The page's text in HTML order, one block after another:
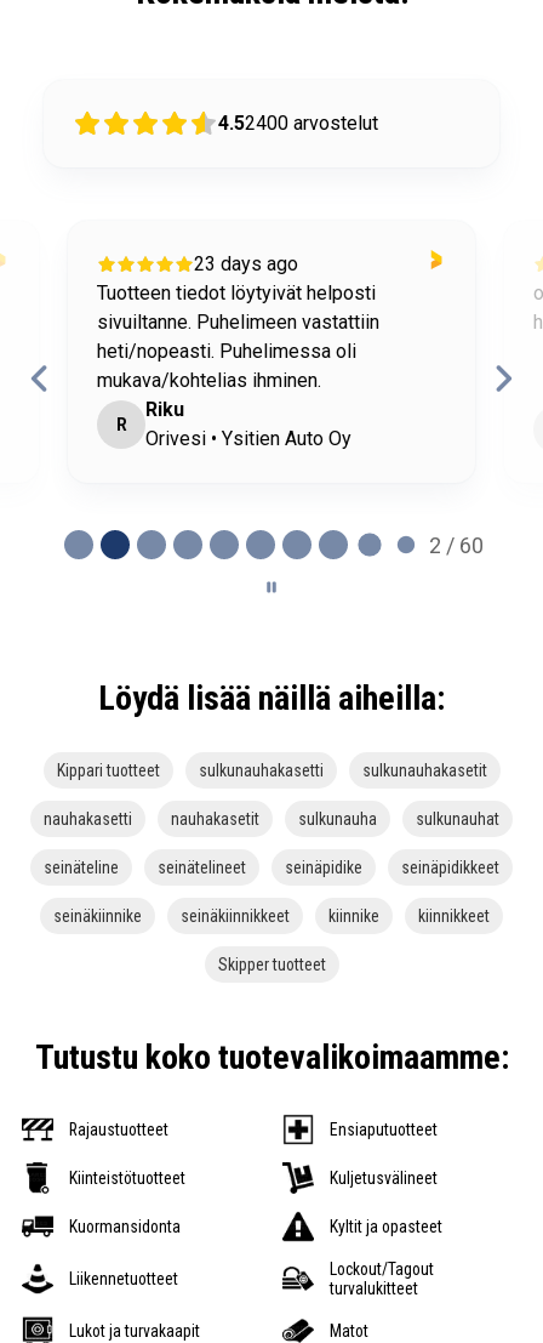
4.52400 arvostelut
23 days ago
Tuotteen tiedot löytyivät helposti
sivuiltanne. Puhelimeen vastattiin
heti/nopeasti. Puhelimessa oli
mukava/kohtelias ihminen.
R
Riku
Orivesi • Ysitien Auto Oy
2 / 60
Löydä lisää näillä aiheilla:
Kippari tuotteet sulkunauhakasetti sulkunauhakasetit
nauhakasetti nauhakasetit sulkunauha sulkunauhat
seinäteline seinätelineet seinäpidike seinäpidikkeet
seinäkiinnike seinäkiinnikkeet kiinnike kiinnikkeet
Skipper tuotteet
Tutustu koko tuotevalikoimaamme:
Rajaustuotteet Ensiaputuotteet
Kiinteistötuotteet Kuljetusvälineet
Kuormansidonta Kyltit ja opasteet
Liikennetuotteet
Lockout/Tagout
turvalukitteet
Lukot ja turvakaapit Matot